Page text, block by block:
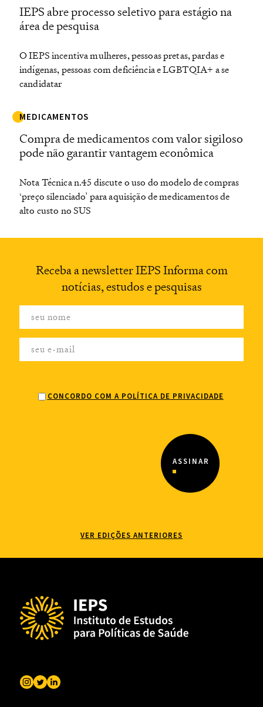
IEPS abre processo seletivo para estágio na
área de pesquisa
O IEPS incentiva mulheres, pessoas pretas, pardas e
indígenas, pessoas com deficiência e LGBTQIA+ a se
candidatar
MEDICAMENTOS
Compra de medicamentos com valor sigiloso
pode não garantir vantagem econômica
Nota Técnica n.45 discute o uso do modelo de compras
‘preço silenciado’ para aquisição de medicamentos de
alto custo no SUS
Receba a newsletterIEPS Informa com
notícias, estudos e pesquisas
CONCORDO COM A POLÍTICA DE PRIVACIDADE
VER EDIÇÕES ANTERIORES